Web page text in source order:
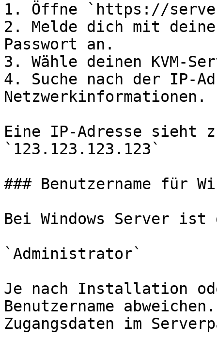
1. Öffne `https://
2. Melde dich mit
Passwort an.
3. Wähle deinen KVM-
4. Suche nach der IP-
Netzwerkinformationen.
Eine IP-Adresse sieht
`123.123.123.123`
### Benutzername für
Bei Windows Server ist
`Administrator`
Je nach Installation
Benutzername
Zugangsdaten im